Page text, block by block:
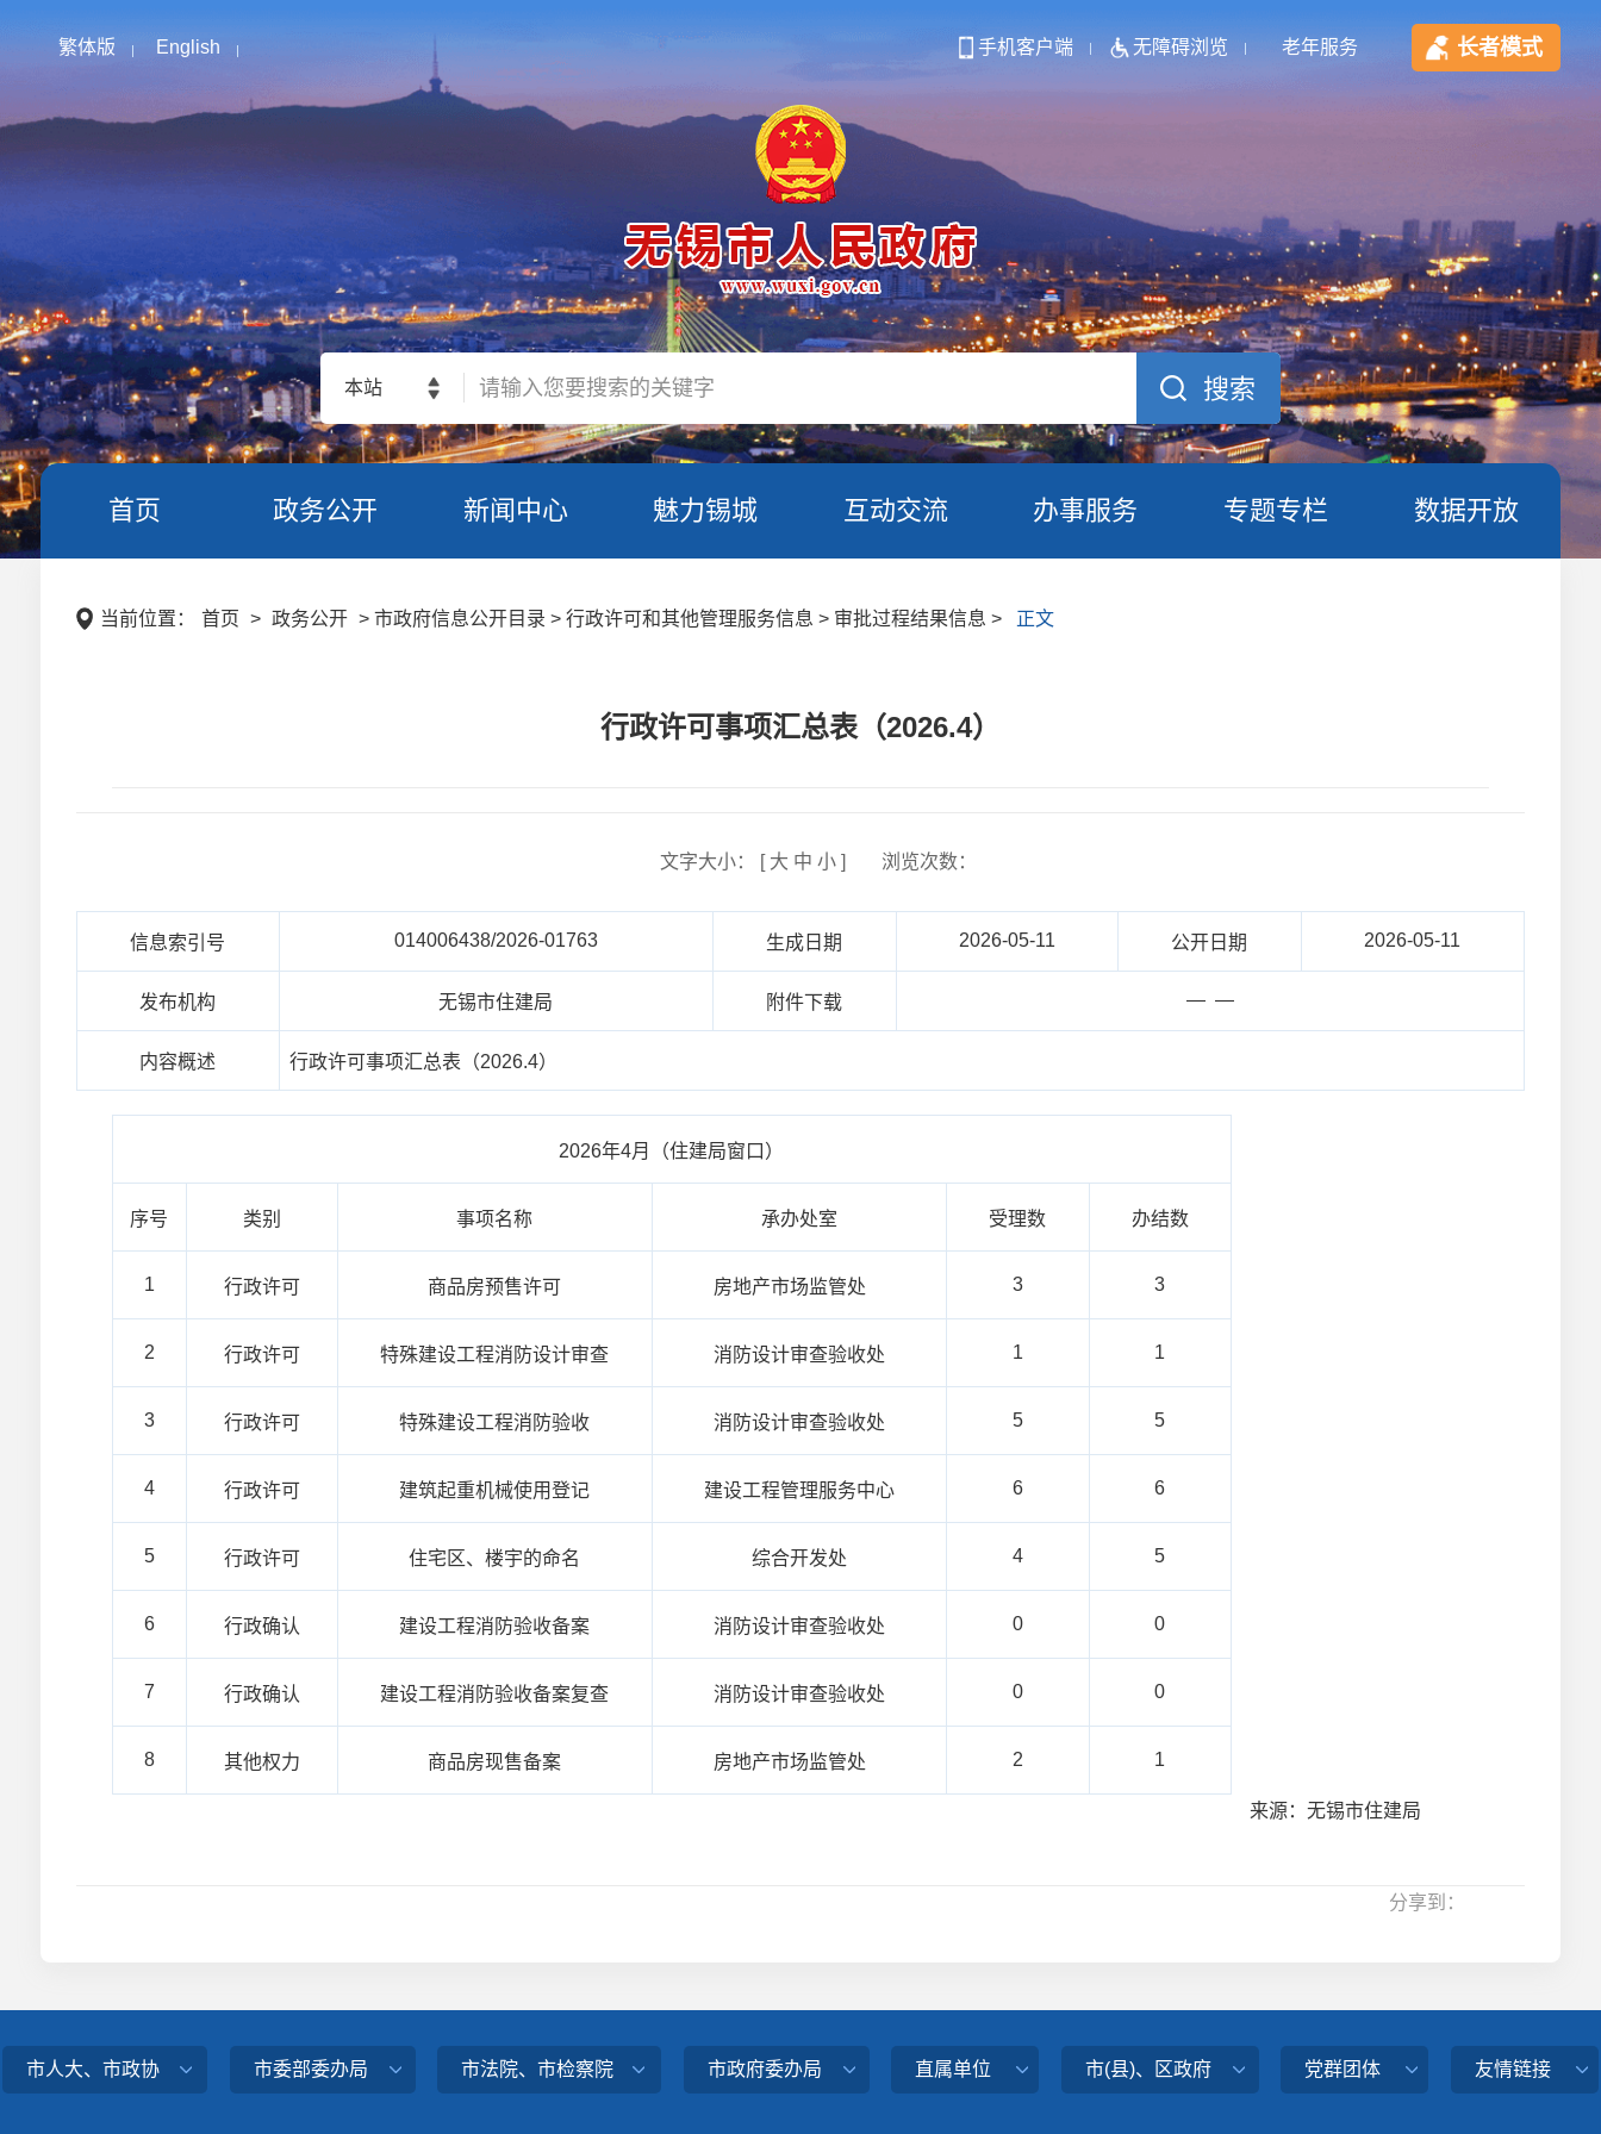
繁体版 English 手机客户端 无障碍浏览 老年服务 长者模式
本站
首页 政务公开 新闻中心 魅力锡城 互动交流 办事服务 专题专栏 数据开放
当前位置： 首页 > 政务公开 > 市政府信息公开目录 > 行政许可和其他管理服务信息 > 审批过程结果信息 > 正文
行政许可事项汇总表（2026.4）
文字大小： [ 大 中 小] 浏览次数：
信息索引号 014006438/2026-01763 生成日期 2026-05-11 公开日期 2026-05-11
发布机构 无锡市住建局 附件下载 — —
内容概述 行政许可事项汇总表（2026.4）
2026年4月（住建局窗口）
序号 类别 事项名称 承办处室 受理数 办结数
1 行政许可 商品房预售许可 房地产市场监管处 3 3
2 行政许可 特殊建设工程消防设计审查 消防设计审查验收处 1 1
3 行政许可 特殊建设工程消防验收 消防设计审查验收处 5 5
4 行政许可 建筑起重机械使用登记 建设工程管理服务中心 6 6
5 行政许可 住宅区、楼宇的命名 综合开发处 4 5
6 行政确认 建设工程消防验收备案 消防设计审查验收处 0 0
7 行政确认 建设工程消防验收备案复查 消防设计审查验收处 0 0
8 其他权力 商品房现售备案 房地产市场监管处 2 1
来源：无锡市住建局
分享到：
市人大、市政协 市委部委办局 市法院、市检察院 市政府委办局 直属单位 市(县)、区政府 党群团体 友情链接